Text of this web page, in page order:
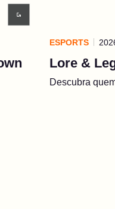
ESPORTS
Lore &
Descubra